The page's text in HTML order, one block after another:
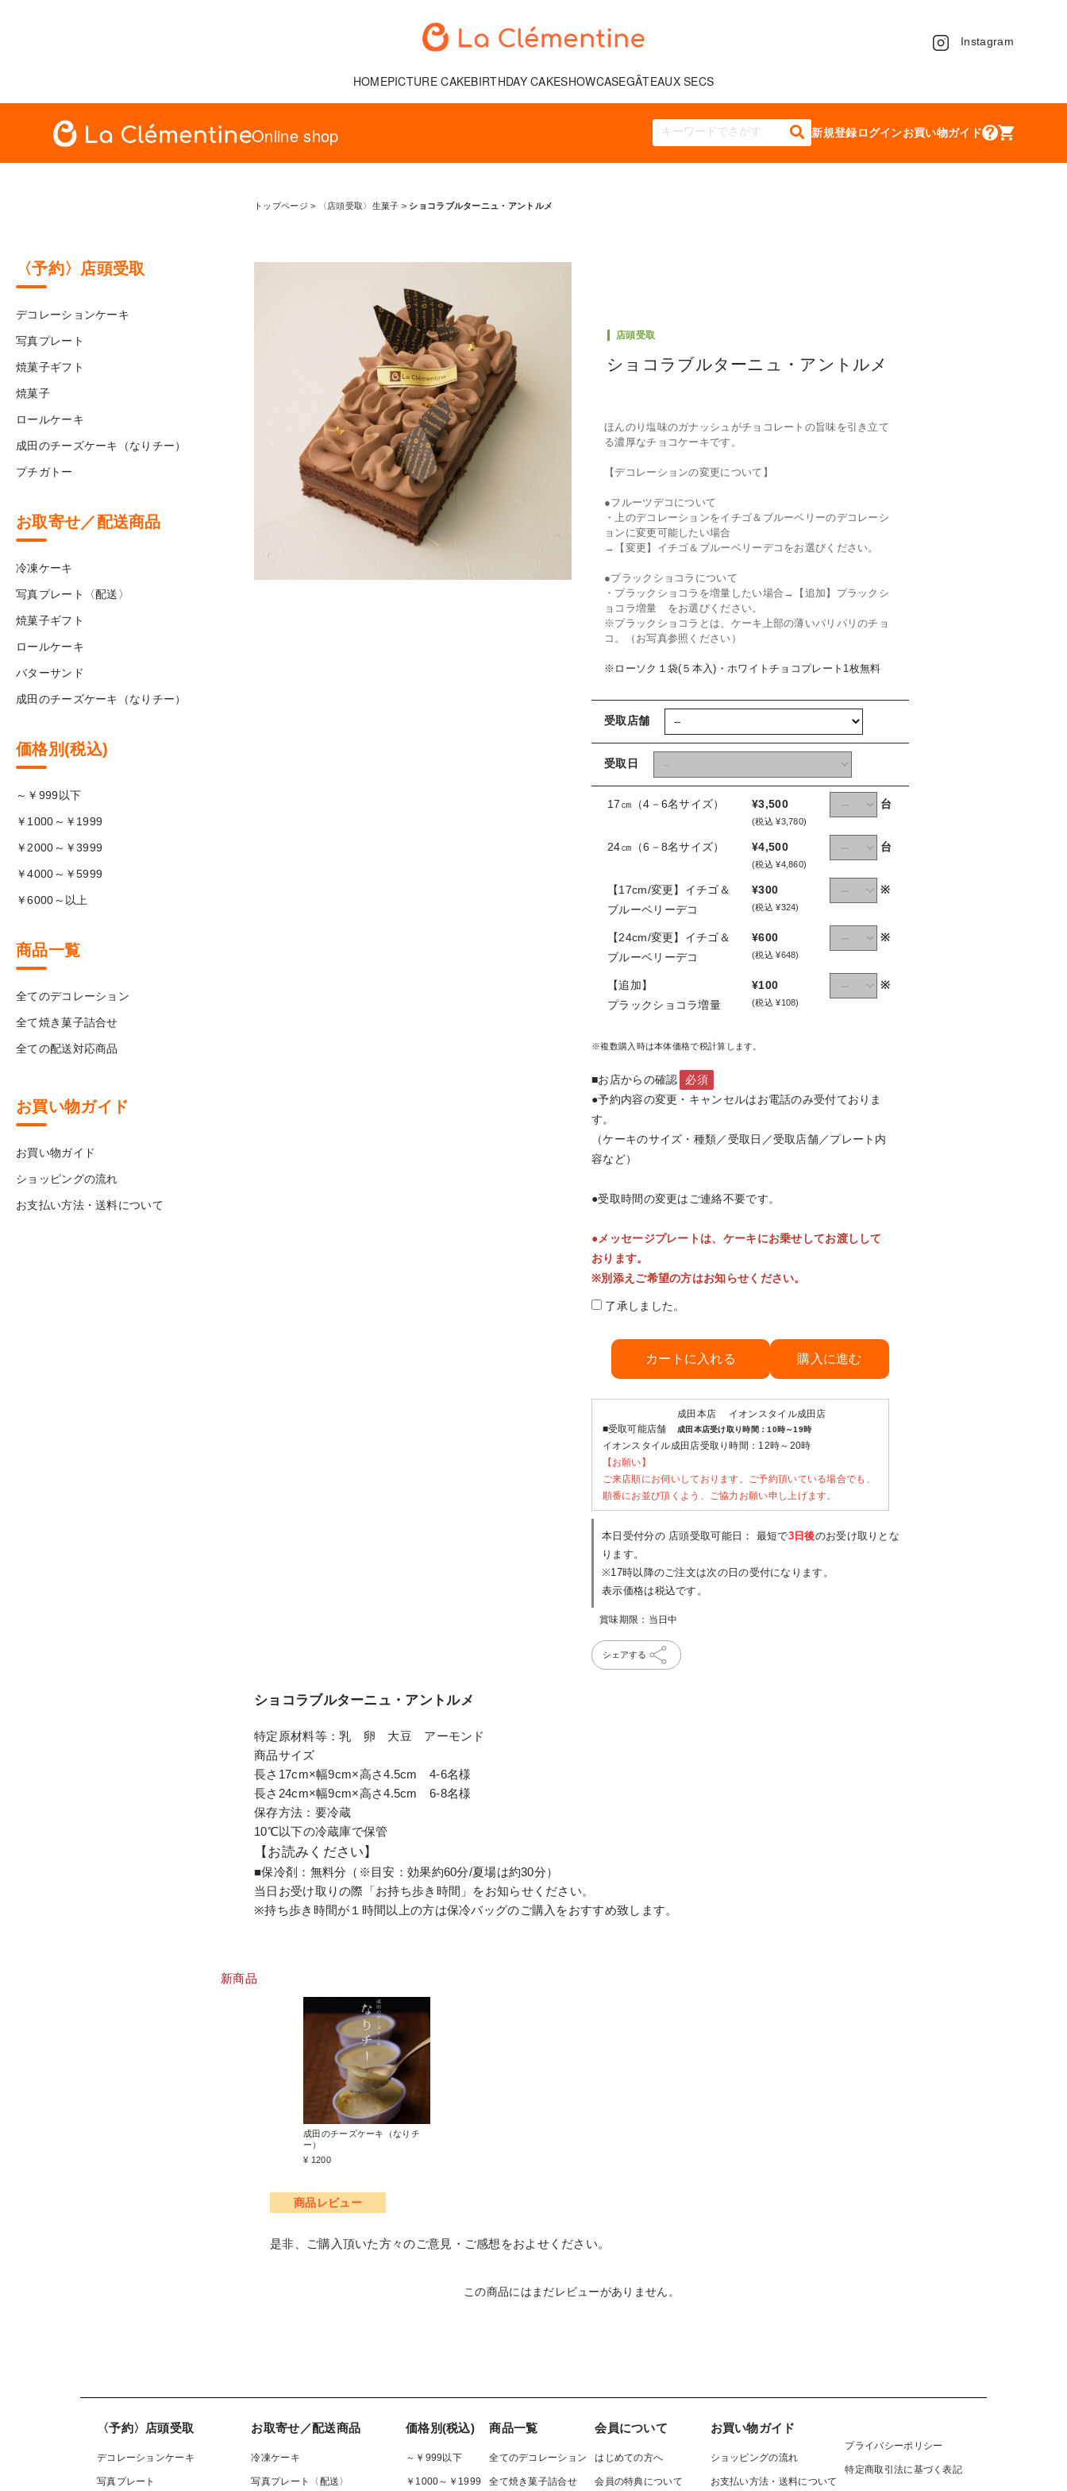
Instagram
HOMEPICTURE CAKEBIRTHDAY CAKESHOWCASEGÂTEAUX SECS
新規登録ログインお買い物ガイド
Online shop
〈予約〉店頭受取
デコレーションケーキ
写真プレート
焼菓子ギフト
焼菓子
ロールケーキ
成田のチーズケーキ（なりチー）
プチガトー
お取寄せ／配送商品
冷凍ケーキ
写真プレート〈配送〉
焼菓子ギフト
ロールケーキ
バターサンド
成田のチーズケーキ（なりチー）
価格別(税込)
～￥999以下
￥1000～￥1999
￥2000～￥3999
￥4000～￥5999
￥6000～以上
商品一覧
全てのデコレーション
全て焼き菓子詰合せ
全ての配送対応商品
お買い物ガイド
お買い物ガイド
ショッピングの流れ
お支払い方法・送料について
トップページ > 〈店頭受取〉生菓子 > ショコラブルターニュ・アントルメ
ショコラブルターニュ・アントルメ
店頭受取
ほんのり塩味のガナッシュがチョコレートの旨味を引き立て
る濃厚なチョコケーキです。
【デコレーションの変更について】
●フルーツデコについて
・上のデコレーションをイチゴ＆ブルーベリーのデコレーシ
ョンに変更可能したい場合
→【変更】イチゴ＆ブルーベリーデコをお選びください。
●プラックショコラについて
・プラックショコラを増量したい場合→【追加】プラックシ
ョコラ増量 をお選びください。
※プラックショコラとは、ケーキ上部の薄いパリパリのチョ
コ。（お写真参照ください）
※ローソク１袋(５本入)・ホワイトチョコプレート1枚無料
受取店舗
受取日
17㎝（4－6名サイズ） ¥3,500
(税込 ¥3,780)
台
24㎝（6－8名サイズ） ¥4,500
(税込 ¥4,860)
台
【17cm/変更】イチゴ＆
ブルーベリーデコ
¥300
(税込 ¥324)
※
【24cm/変更】イチゴ＆
ブルーベリーデコ
¥600
(税込 ¥648)
※
【追加】
プラックショコラ増量
¥100
(税込 ¥108)
※
※複数購入時は本体価格で税計算します。
■お店からの確認
必須
●予約内容の変更・キャンセルはお電話のみ受付ておりま
す。
（ケーキのサイズ・種類／受取日／受取店舗／プレート内
容など）
●受取時間の変更はご連絡不要です。
●メッセージプレートは、ケーキにお乗せしてお渡しして
おります。
※別添えご希望の方はお知らせください。
了承しました。
カートに入れる 購入に進む
■受取可能店舗
成田本店 イオンスタイル成田店
成田本店受け取り時間：10時～19時
イオンスタイル成田店受取り時間：12時～20時
【お願い】
ご来店順にお伺いしております。ご予約頂いている場合でも、
順番にお並び頂くよう、ご協力お願い申し上げます。
本日受付分の 店頭受取可能日： 最短で3日後のお受け取りとな
ります。
※17時以降のご注文は次の日の受付になります。
賞味期限：当日中
シェアする
ショコラブルターニュ・アントルメ
特定原材料等：乳 卵 大豆 アーモンド
商品サイズ
長さ17cm×幅9cm×高さ4.5cm 4-6名様
長さ24cm×幅9cm×高さ4.5cm 6-8名様
保存方法：要冷蔵
10℃以下の冷蔵庫で保管
【お読みください】
■保冷剤：無料分（※目安：効果約60分/夏場は約30分）
当日お受け取りの際「お持ち歩き時間」をお知らせください。
※持ち歩き時間が１時間以上の方は保冷バッグのご購入をおすすめ致します。
新商品
成田のチーズケーキ（なりチ
ー）
¥ 1200
商品レビュー
是非、ご購入頂いた方々のご意見・ご感想をおよせください。
この商品にはまだレビューがありません。
〈予約〉店頭受取
デコレーションケーキ
写真プレート
お取寄せ／配送商品
冷凍ケーキ
写真プレート〈配送〉
価格別(税込)
～￥999以下
￥1000～￥1999
商品一覧
全てのデコレーション
全て焼き菓子詰合せ
会員について
はじめての方へ
会員の特典について
お買い物ガイド
ショッピングの流れ
お支払い方法・送料について
プライバシーポリシー
特定商取引法に基づく表記